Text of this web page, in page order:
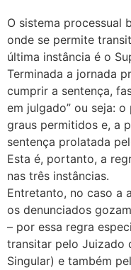
O sistema processual
onde se permite
última instância é o
Terminada a jornada
cumprir a sentença,
em julgado” ou seja:
graus permitidos e, a
sentença prolatada
Esta é, portanto, a
nas três instâncias.
Entretanto, no caso a
os denunciados
– por essa regra
transitar pelo Juizado
Singular) e também